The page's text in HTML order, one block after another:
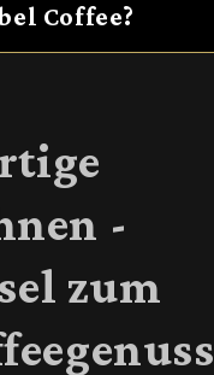
Coffee?
-
zum